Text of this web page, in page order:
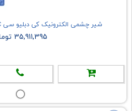
شیر چشمی الکترونیک کی دبلیو سی KWC مدل زئوس سفید
35,911,395 تومان